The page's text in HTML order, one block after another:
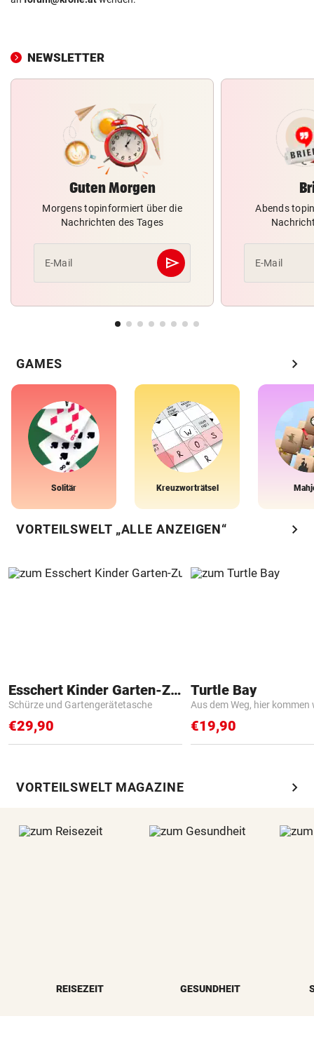
NEWSLETTER
Guten Morgen
Morgens topinformiert über die
Nachrichten des Tages
E-Mail send
Abschicken
Abends
E-Mail
GAMES chevron_right
Solitär Kreuzworträtsel
VORTEILSWELT „ALLE ANZEIGEN“ chevron_right
Esschert Kinder Garten-Zubehör
Schürze und Gartengerätetasche
€29,90
Turtle Bay
Aus dem Weg, hier kommen
€19,90
VORTEILSWELT MAGAZINE chevron_right
REISEZEIT GESUNDHEIT